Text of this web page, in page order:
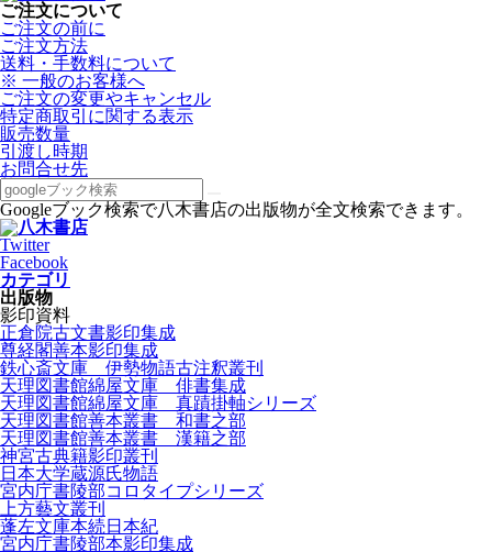
ご注文について
ご注文の前に
ご注文方法
送料・手数料について
※ 一般のお客様へ
ご注文の変更やキャンセル
特定商取引に関する表示
販売数量
引渡し時期
お問合せ先
Googleブック検索で八木書店の出版物が全文検索できます。
Twitter
Facebook
カテゴリ
出版物
影印資料
正倉院古文書影印集成
尊経閣善本影印集成
鉄心斎文庫 伊勢物語古注釈叢刊
天理図書館綿屋文庫 俳書集成
天理図書館綿屋文庫 真蹟掛軸シリーズ
天理図書館善本叢書 和書之部
天理図書館善本叢書 漢籍之部
神宮古典籍影印叢刊
日本大学蔵源氏物語
宮内庁書陵部コロタイプシリーズ
上方藝文叢刊
蓬左文庫本続日本紀
宮内庁書陵部本影印集成